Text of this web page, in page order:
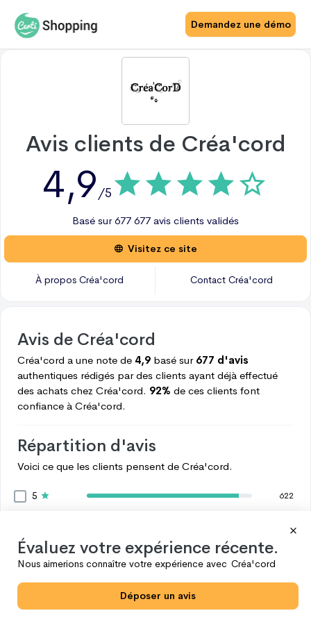
Demandez une démo
Avis clients de Créa'cord
4,9 /5
Basé sur677 677 avis clients validés
Visitez ce site
À propos Créa'cord Contact Créa'cord
Avis de Créa'cord
Créa'cord a une note de 4,9 basé sur 677 d'avis
authentiques rédigés par des clients ayant déjà effectué
des achats chez Créa'cord. 92% de ces clients font
confiance à Créa'cord.
Répartition d'avis
Voici ce que les clients pensent de Créa'cord.
5 622
7
Voir plus
Évaluez votre expérience récente.
Nous aimerions connaître votre expérience avec Créa'cord
Déposer un avis